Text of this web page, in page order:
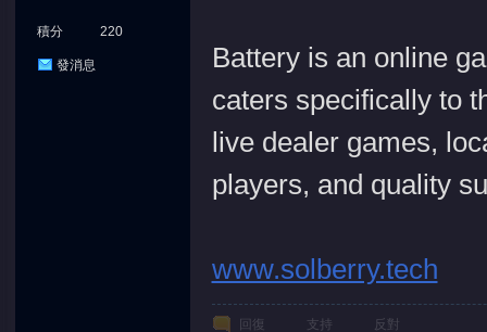
積分 220
發消息
Battery is an online
caters specifically to
live dealer games,
players, and quality
www.solberry.tech
回復 支持 反對